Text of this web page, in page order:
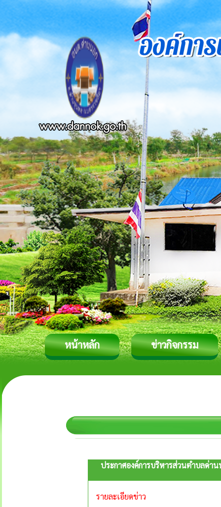
หน้าหลัก ข่าวกิจกรรม
ประกาศองค์การบริหารส่วนตำบลด่า
รายละเอียดข่าว